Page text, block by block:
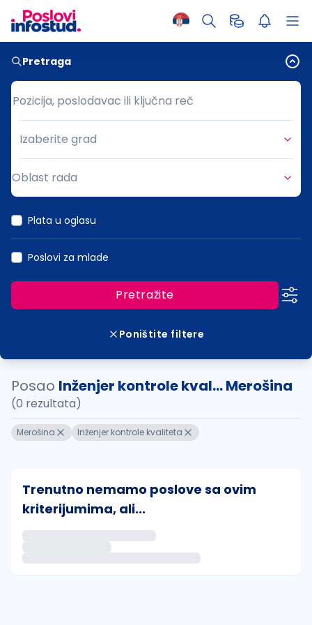
Pretraga
Pozicija, poslodavac ili ključna reč
Pozicija, poslodavac ili ključna reč
Grad
Izaberite grad
Oblast rada
Plata u oglasu
Poslovi za mlade
Pretražite
Poništite filtere
Posao Inženjer kontrole kval... Merošina
(0 rezultata)
Merošina Inženjer kontrole kvaliteta
Trenutno nemamo poslove sa ovim
kriterijumima, ali...